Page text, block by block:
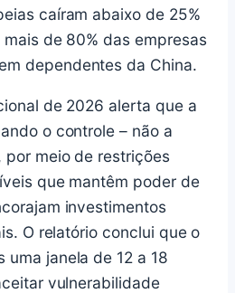
caíram abaixo de 25%
de 80% das empresas
dependentes da China.
de 2026 alerta que a
o controle – não a
por meio de restrições
que mantêm poder de
investimentos
O relatório conclui que o
uma janela de 12 a 18
vulnerabilidade